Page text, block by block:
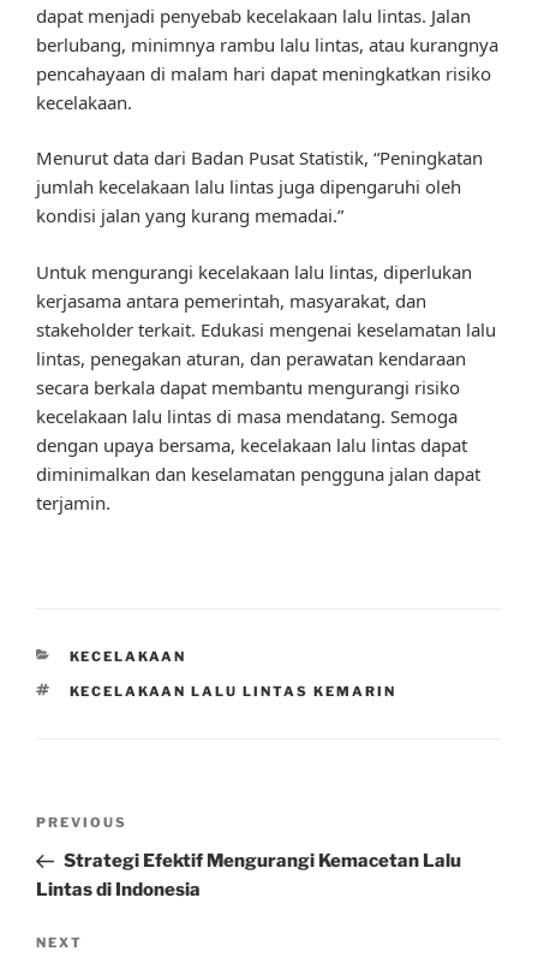
dapat menjadi penyebab kecelakaan lalu lintas. Jalan
berlubang, minimnya rambu lalu lintas, atau kurangnya
pencahayaan di malam hari dapat meningkatkan risiko
kecelakaan.
Menurut data dari Badan Pusat Statistik, “Peningkatan
jumlah kecelakaan lalu lintas juga dipengaruhi oleh
kondisi jalan yang kurang memadai.”
Untuk mengurangi kecelakaan lalu lintas, diperlukan
kerjasama antara pemerintah, masyarakat, dan
stakeholder terkait. Edukasi mengenai keselamatan lalu
lintas, penegakan aturan, dan perawatan kendaraan
secara berkala dapat membantu mengurangi risiko
kecelakaan lalu lintas di masa mendatang. Semoga
dengan upaya bersama, kecelakaan lalu lintas dapat
diminimalkan dan keselamatan pengguna jalan dapat
terjamin.
CATEGORIES
KECELAKAAN
TAGS
KECELAKAAN LALU LINTAS KEMARIN
Previous
Post
PREVIOUS
Strategi Efektif Mengurangi Kemacetan Lalu
Lintas di Indonesia
Next
NEXT